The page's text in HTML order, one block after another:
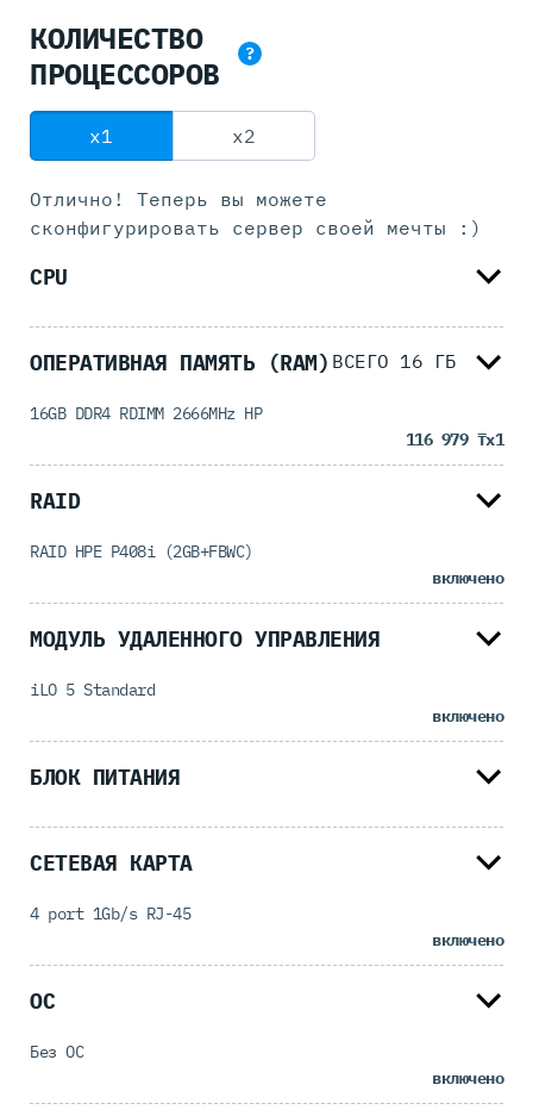
КОЛИЧЕСТВО
ПРОЦЕССОРОВ
?
x1 x2
Отлично! Теперь вы можете
сконфигурировать сервер своей мечты :)
CPU
ОПЕРАТИВНАЯ ПАМЯТЬ (RAM) ВСЕГО 16 ГБ
16GB DDR4 RDIMM 2666MHz HP
116 979 ₸x1
RAID
RAID HPE P408i (2GB+FBWC)
включено
МОДУЛЬ УДАЛЕННОГО УПРАВЛЕНИЯ
iLO 5 Standard
включено
БЛОК ПИТАНИЯ
СЕТЕВАЯ КАРТА
4 port 1Gb/s RJ-45
включено
ОС
Без ОС
включено